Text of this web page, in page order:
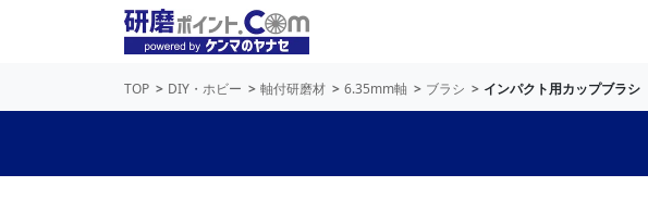
TOP DIY・ホビー 軸付研磨材 6.35mm軸 ブラシ インパクト用カップブラ